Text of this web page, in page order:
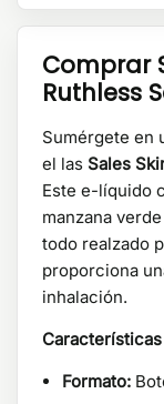
Comprar
Ruthless
Sumérgete en
el las Sales
Este e-líquido
manzana
todo realzado
proporciona
inhalación.
Formato: